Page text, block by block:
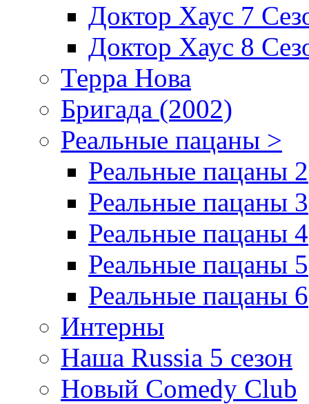
Доктор Хаус 7
Доктор Хаус 8
Терра Нова
Бригада (2002)
Реальные пацаны >
Реальные пацаны 2
Реальные пацаны 3
Реальные пацаны 4
Реальные пацаны 5
Реальные пацаны 6
Интерны
Наша Russia 5 сезон
Новый Comedy Club